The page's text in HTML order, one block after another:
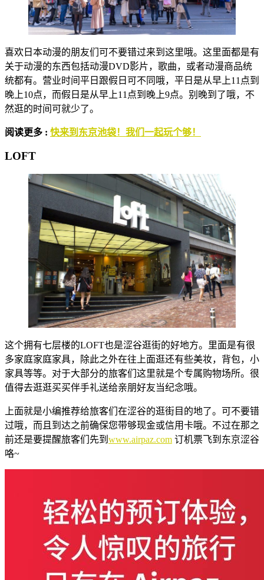
喜欢日本动漫的朋友们可不要错过来到这里哦。这里面都是有
关于动漫的东西包括动漫DVD影片，歌曲，或者动漫商品统
统都有。营业时间平日跟假日可不同哦，平日是从早上11点到
晚上10点，而假日是从早上11点到晚上9点。别晚到了哦，不
然逛的时间可就少了。
阅读更多 : 快来到东京池袋！我们一起玩个够！
LOFT
这个拥有七层楼的LOFT也是涩谷逛街的好地方。里面是有很
多家庭家庭家具，除此之外在往上面逛还有些美妆，背包，小
家具等等。对于大部分的旅客们这里就是个专属购物场所。很
值得去逛逛买买伴手礼送给亲朋好友当纪念哦。
上面就是小编推荐给旅客们在涩谷的逛街目的地了。可不要错
过哦，而且到达之前确保您带够现金或信用卡哦。不过在那之
前还是要提醒旅客们先到 www.airpaz.com 订机票飞到东京涩谷
咯~